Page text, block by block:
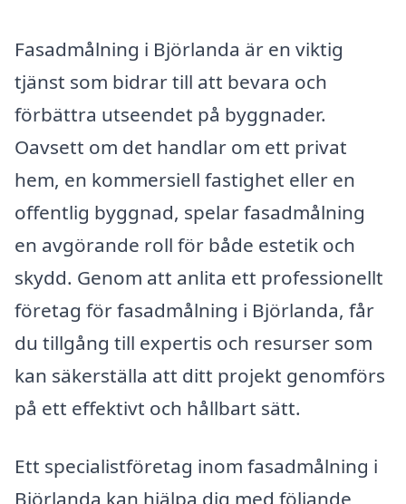
Fasadmålning i Björlanda är en viktig
tjänst som bidrar till att bevara och
förbättra utseendet på byggnader.
Oavsett om det handlar om ett privat
hem, en kommersiell fastighet eller en
offentlig byggnad, spelar fasadmålning
en avgörande roll för både estetik och
skydd. Genom att anlita ett professionellt
företag för fasadmålning i Björlanda, får
du tillgång till expertis och resurser som
kan säkerställa att ditt projekt genomförs
på ett effektivt och hållbart sätt.
Ett specialistföretag inom fasadmålning i
Björlanda kan hjälpa dig med följande